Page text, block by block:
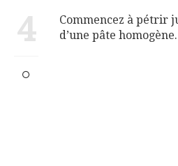
4
Commencez à pétrir
d’une pâte homogène.